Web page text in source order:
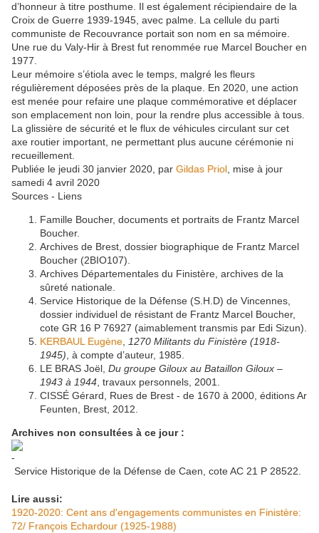
d’honneur à titre posthume. Il est également récipiendaire de la
Croix de Guerre 1939-1945, avec palme. La cellule du parti
communiste de Recouvrance portait son nom en sa mémoire.
Une rue du Valy-Hir à Brest fut renommée rue Marcel Boucher en
1977.
Leur mémoire s’étiola avec le temps, malgré les fleurs
régulièrement déposées près de la plaque. En 2020, une action
est menée pour refaire une plaque commémorative et déplacer
son emplacement non loin, pour la rendre plus accessible à tous.
La glissière de sécurité et le flux de véhicules circulant sur cet
axe routier important, ne permettant plus aucune cérémonie ni
recueillement.
Publiée le jeudi 30 janvier 2020 par Gildas Priol mise à jour
samedi 4 avril 2020
Sources - Liens
Famille Boucher, documents et portraits de Frantz Marcel
Boucher.
Archives de Brest, dossier biographique de Frantz Marcel
Boucher (2BIO107).
Archives Départementales du Finistère, archives de la
sûreté nationale.
Service Historique de la Défense (S.H.D) de Vincennes,
dossier individuel de résistant de Frantz Marcel Boucher,
cote GR 16 P 76927 (aimablement transmis par Edi Sizun).
KERBAUL Eugène
1270 Militants du Finistère (1918-
1945) , à compte d’auteur, 1985.
LE BRAS Joël, Du groupe Giloux au Bataillon Giloux –
1943 à 1944 , travaux personnels, 2001.
CISSÉ Gérard, Rues de Brest - de 1670 à 2000, éditions Ar
Feunten, Brest, 2012.
Archives non consultées à ce jour :
Service Historique de la Défense de Caen, cote AC 21 P 28522.
Lire aussi:
1920-2020: Cent ans d'engagements communistes en Finistère:
72/ François Echardour (1925-1988)